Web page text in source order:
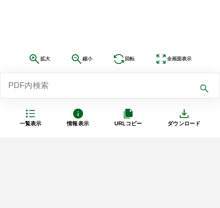
一覧表示 情報表示 URLコピー ダウンロード
拡大 縮小 回転 全画面表示